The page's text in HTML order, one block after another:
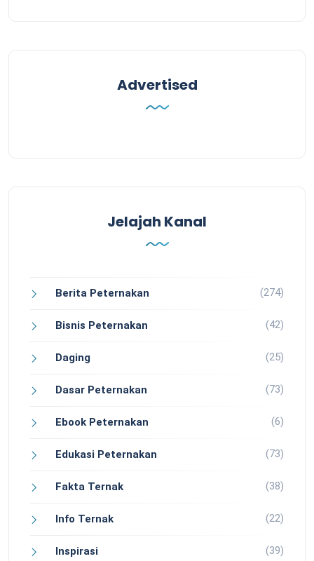
Advertised
Jelajah Kanal
Berita Peternakan (274)
Bisnis Peternakan (42)
Daging (25)
Dasar Peternakan (73)
Ebook Peternakan (6)
Edukasi Peternakan (73)
Fakta Ternak (38)
Info Ternak (22)
Inspirasi (39)